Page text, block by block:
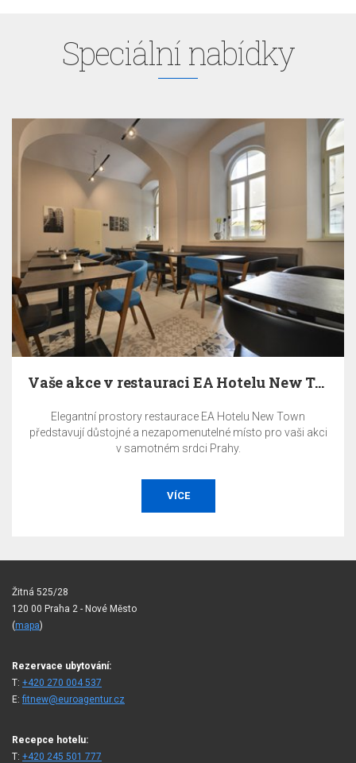
Speciální nabídky
Vaše akce v restauraci EA Hotelu New Town
Elegantní prostory restaurace EA Hotelu New Town
představují důstojné a nezapomenutelné místo pro vaši akci
v samotném srdci Prahy.
VÍCE
Žitná 525/28
120 00 Praha 2 - Nové Město
(mapa)
Rezervace ubytování:
T: +420 270 004 537
E:fitnew@euroagentur.cz
Recepce hotelu:
T: +420 245 501 777